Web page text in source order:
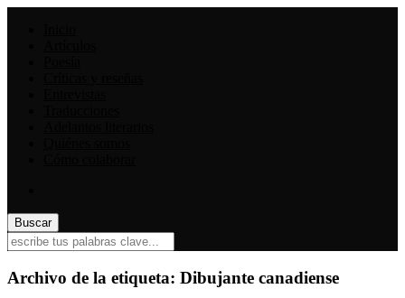
Archivo de la etiqueta: Dibujante canadiense